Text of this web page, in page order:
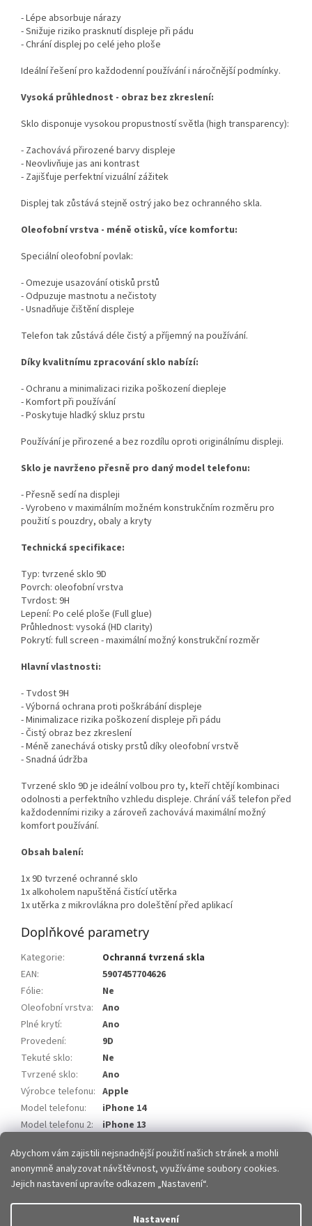
Abychom vám zajistili nejsnadnější použití našich stránek a mohli
anonymně analyzovat návštěvnost, využíváme soubory cookies.
Jejich nastavení upravíte odkazem „Nastavení“.
Nastavení
- Lépe absorbuje nárazy
- Snižuje riziko prasknutí displeje při pádu
- Chrání displej po celé jeho ploše
Ideální řešení pro každodenní používání i náročnější podmínky.
Vysoká průhlednost - obraz bez zkreslení:
Sklo disponuje vysokou propustností světla (high transparency):
- Zachovává přirozené barvy displeje
- Neovlivňuje jas ani kontrast
- Zajišťuje perfektní vizuální zážitek
Displej tak zůstává stejně ostrý jako bez ochranného skla.
Oleofobní vrstva - méně otisků, více komfortu:
Speciální oleofobní povlak:
- Omezuje usazování otisků prstů
- Odpuzuje mastnotu a nečistoty
- Usnadňuje čištění displeje
Telefon tak zůstává déle čistý a příjemný na používání.
Díky kvalitnímu zpracování sklo nabízí:
- Ochranu a minimalizaci rizika poškození diepleje
- Komfort při používání
- Poskytuje hladký skluz prstu
Používání je přirozené a bez rozdílu oproti originálnímu displeji.
Sklo je navrženo přesně pro daný model telefonu:
- Přesně sedí na displeji
- Vyrobeno v maximálním možném konstrukčním rozměru pro
použití s pouzdry, obaly a kryty
Technická specifikace:
Typ: tvrzené sklo 9D
Povrch: oleofobní vrstva
Tvrdost: 9H
Lepení: Po celé ploše (Full glue)
Průhlednost: vysoká (HD clarity)
Pokrytí: full screen - maximální možný konstrukční rozměr
Hlavní vlastnosti:
- Tvdost 9H
- Výborná ochrana proti poškrábání displeje
- Minimalizace rizika poškození displeje při pádu
- Čistý obraz bez zkreslení
- Méně zanechává otisky prstů díky oleofobní vrstvě
- Snadná údržba
Tvrzené sklo 9D je ideální volbou pro ty, kteří chtějí kombinaci
odolnosti a perfektního vzhledu displeje. Chrání váš telefon před
každodenními riziky a zároveň zachovává maximální možný
komfort používání.
Obsah balení:
1x 9D tvrzené ochranné sklo
1x alkoholem napuštěná čistící utěrka
1x utěrka z mikrovlákna pro doleštění před aplikací
Doplňkové parametry
Kategorie:
Ochranná tvrzená skla
EAN:
5907457704626
Fólie:
Ne
Oleofobní vrstva:
Ano
Plné krytí:
Ano
Provedení:
9D
Tekuté sklo:
Ne
Tvrzené sklo:
Ano
Výrobce telefonu: Apple
Model telefonu:
iPhone 14
Model telefonu 2:
iPhone 13